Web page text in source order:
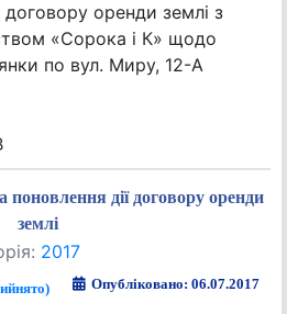
оренди землі з
«Сорока і К» щодо
по вул. Миру, 12-А
поновлення дії договору оренди
землі
2017
Опубліковано: 06.07.2017